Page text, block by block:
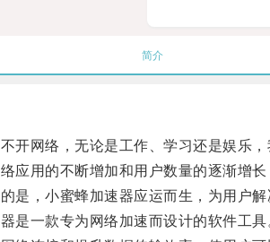
简介
网络，无论是工作、学习还是娱乐，
用的不断增加和用户数量的逐渐增长
，小蜜蜂加速器应运而生，为用户解
一款专为网络加速而设计的软件工具